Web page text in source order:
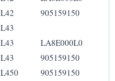
L42
905159150
L43
L43
LA8E000L0
L43
905159150
L450
905159150